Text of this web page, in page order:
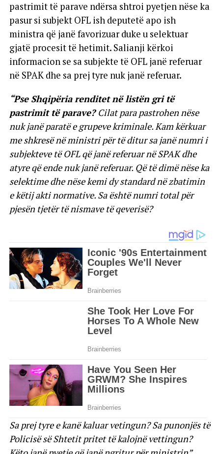
pastrimit të parave ndërsa shtroi pyetjen nëse ka
pasur si subjekt OFL ish deputetë apo ish
ministra që janë favorizuar duke u selektuar
gjatë procesit të hetimit. Salianji kërkoi
informacion se sa subjekte të OFL janë referuar
në SPAK dhe sa prej tyre nuk janë referuar.
“Pse Shqipëria renditet në listën gri të
pastrimit të parave? Cilat para pastrohen nëse
nuk janë paratë e grupeve kriminale. Kam kërkuar
me shkresë në ministri për të ditur sa janë numri i
subjekteve të OFL që janë referuar në SPAK dhe
atyre që ende nuk janë referuar. Që të dimë nëse ka
selektime dhe nëse kemi dy standard në zbatimin
e këtij akti normative. Sa është numri total për
pjesën tjetër të nismave të qeverisë?
Sa prej tyre e kanë kaluar vetingun? Sa punonjës të
Policisë së Shtetit pritet të kalojnë vettingun?